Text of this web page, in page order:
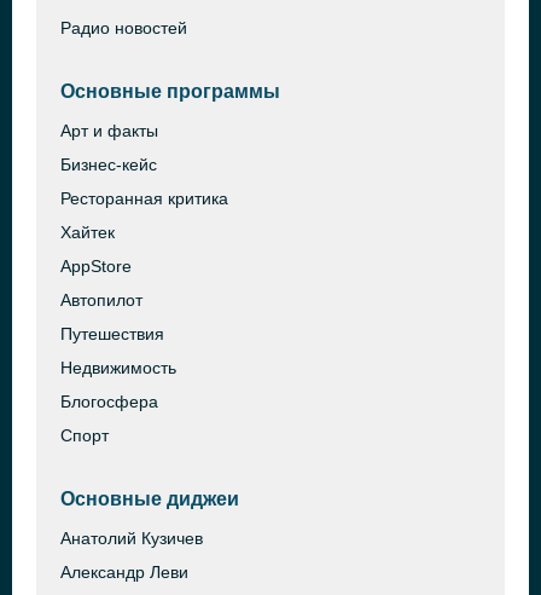
Радио новостей
Основные программы
Арт и факты
Бизнес-кейс
Ресторанная критика
Хайтек
AppStore
Автопилот
Путешествия
Недвижимость
Блогосфера
Спорт
Основные диджеи
Анатолий Кузичев
Александр Леви